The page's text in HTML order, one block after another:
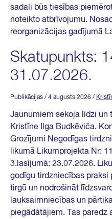
sadali būs tiesības
noteikto atbrīvojumu.
reorganizācijas gadījumā
Skatupunkts:
31.07.2026.
Publikācijas / 4 augusts 2026 /
Jaunumiem sekoja līdzi un
Kristīne Ilga Budkēviča.
Grozījumi Negodīgas
likumā Likumprojekta Nr:
3.lasījumā: 23.07.2026.
godīgu tirdzniecības
tirgū un nodrošināt
lauksaimniecības un
piegādātājiem. Tas paredz